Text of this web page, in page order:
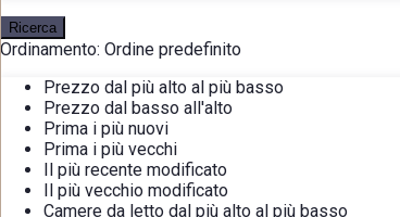
Ricerca
Ordinamento: Ordine predefinito
Prezzo dal più alto al più basso
Prezzo dal basso all'alto
Prima i più nuovi
Prima i più vecchi
Il più recente modificato
Il più vecchio modificato
Camere da letto dal più alto al più basso